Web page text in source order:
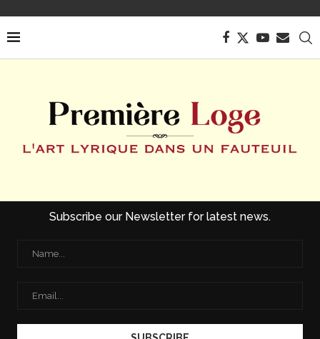
Subscribe our Newsletter for latest news.